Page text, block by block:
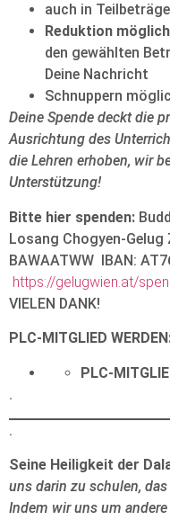
auch in
Reduktion
den gewählten
Deine Nachricht
Schnuppern
Deine Spende deckt die
Ausrichtung des
die Lehren erhoben, wir
Unterstützung!
Bitte hier spenden:
Losang Chogyen-Gelug
BAWAATWW IBAN:
https://gelugwien.at/
VIELEN DANK!
PLC-MITGLIED
PLC-
.
.
Seine Heiligkeit der
uns darin zu schulen,
Indem wir uns um